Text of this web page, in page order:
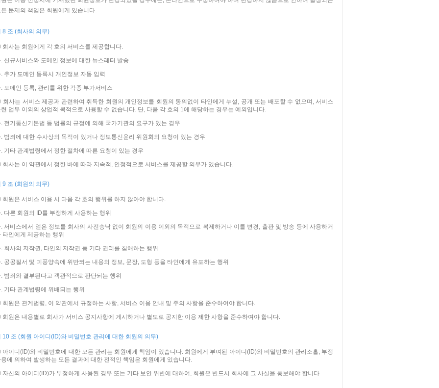
든 문제의 책임은 회원에게 있습니다.
8 조 (회사의 의무)
사는 회원에게 각 호의 서비스를 제공합니다.
. 신규서비스와 도메인 정보에 대한 뉴스레터 발송
. 추가 도메인 등록시 개인정보 자동 입력
. 도메인 등록, 관리를 위한 각종 부가서비스
사는 서비스 제공과 관련하여 취득한 회원의 개인정보를 회원의 동의없이 타인에게 누설, 공개 또는 배포할 수 없으며, 서비스
련 업무 이외의 상업적 목적으로 사용할 수 없습니다. 단, 다음 각 호의 1에 해당하는 경우는 예외입니다.
. 전기통신기본법 등 법률의 규정에 의해 국가기관의 요구가 있는 경우
. 범죄에 대한 수사상의 목적이 있거나 정보통신윤리 위원회의 요청이 있는 경우
. 기타 관계법령에서 정한 절차에 따른 요청이 있는 경우
사는 이 약관에서 정한 바에 따라 지속적, 안정적으로 서비스를 제공할 의무가 있습니다.
9 조 (회원의 의무)
원은 서비스 이용 시 다음 각 호의 행위를 하지 않아야 합니다.
. 다른 회원의 ID를 부정하게 사용하는 행위
. 서비스에서 얻은 정보를 회사의 사전승낙 없이 회원의 이용 이외의 목적으로 복제하거나 이를 변경, 출판 및 방송 등에 사용하거
타인에게 제공하는 행위
. 회사의 저작권, 타인의 저작권 등 기타 권리를 침해하는 행위
. 공공질서 및 미풍양속에 위반되는 내용의 정보, 문장, 도형 등을 타인에게 유포하는 행위
. 범죄와 결부된다고 객관적으로 판단되는 행위
. 기타 관계법령에 위배되는 행위
원은 관계법령, 이 약관에서 규정하는 사항, 서비스 이용 안내 및 주의 사항을 준수하여야 합니다.
원은 내용별로 회사가 서비스 공지사항에 게시하거나 별도로 공지한 이용 제한 사항을 준수하여야 합니다.
10 조 (회원 아이디(ID)와 비밀번호 관리에 대한 회원의 의무)
이디(ID)와 비밀번호에 대한 모든 관리는 회원에게 책임이 있습니다. 회원에게 부여된 아이디(ID)와 비밀번호의 관리소홀, 부정
용에 의하여 발생하는 모든 결과에 대한 전적인 책임은 회원에게 있습니다.
신의 아이디(ID)가 부정하게 사용된 경우 또는 기타 보안 위반에 대하여, 회원은 반드시 회사에 그 사실을 통보해야 합니다.